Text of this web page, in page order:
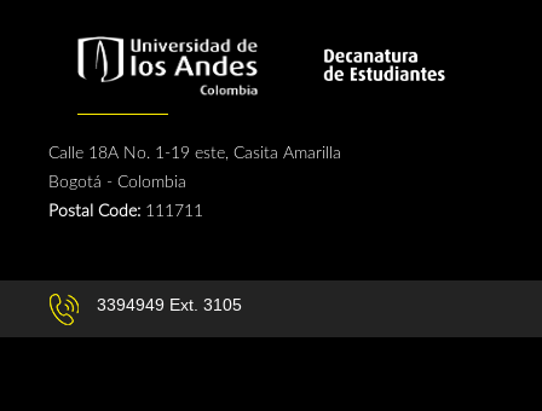
Calle 18A No. 1-19 este, Casita Amarilla
Bogotá - Colombia
Postal Code: 111711
3394949 Ext. 3105